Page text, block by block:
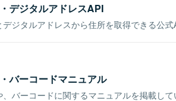
デジタルアドレスAPI
ジタルアドレスから住所を取得できる公式
バーコードマニュアル
バーコードに関するマニュアルを掲載して